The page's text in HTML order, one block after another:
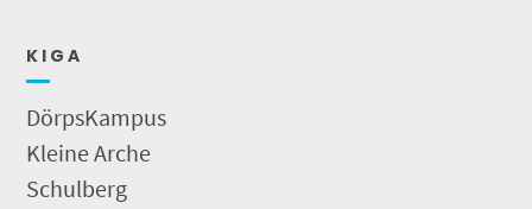
K I G A
DörpsKampus
Kleine Arche
Schulberg